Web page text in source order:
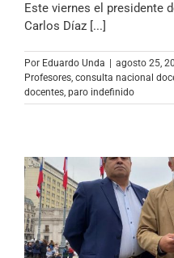
Este viernes el presidente
Carlos Díaz [...]
Por Eduardo Unda agosto 25,
Profesores, consulta nacional
docentes, paro indefinido